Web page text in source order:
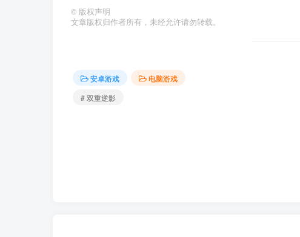
© 版权声明
文章版权归作者所有，未经允许请勿转载。
安卓游戏
电脑游戏
# 双重逆影